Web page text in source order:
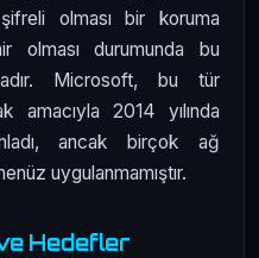
olması bir koruma
olması durumunda bu
Microsoft, bu tür
amacıyla 2014 yılında
ancak birçok ağ
uygulanmamıştır.
Hedefler